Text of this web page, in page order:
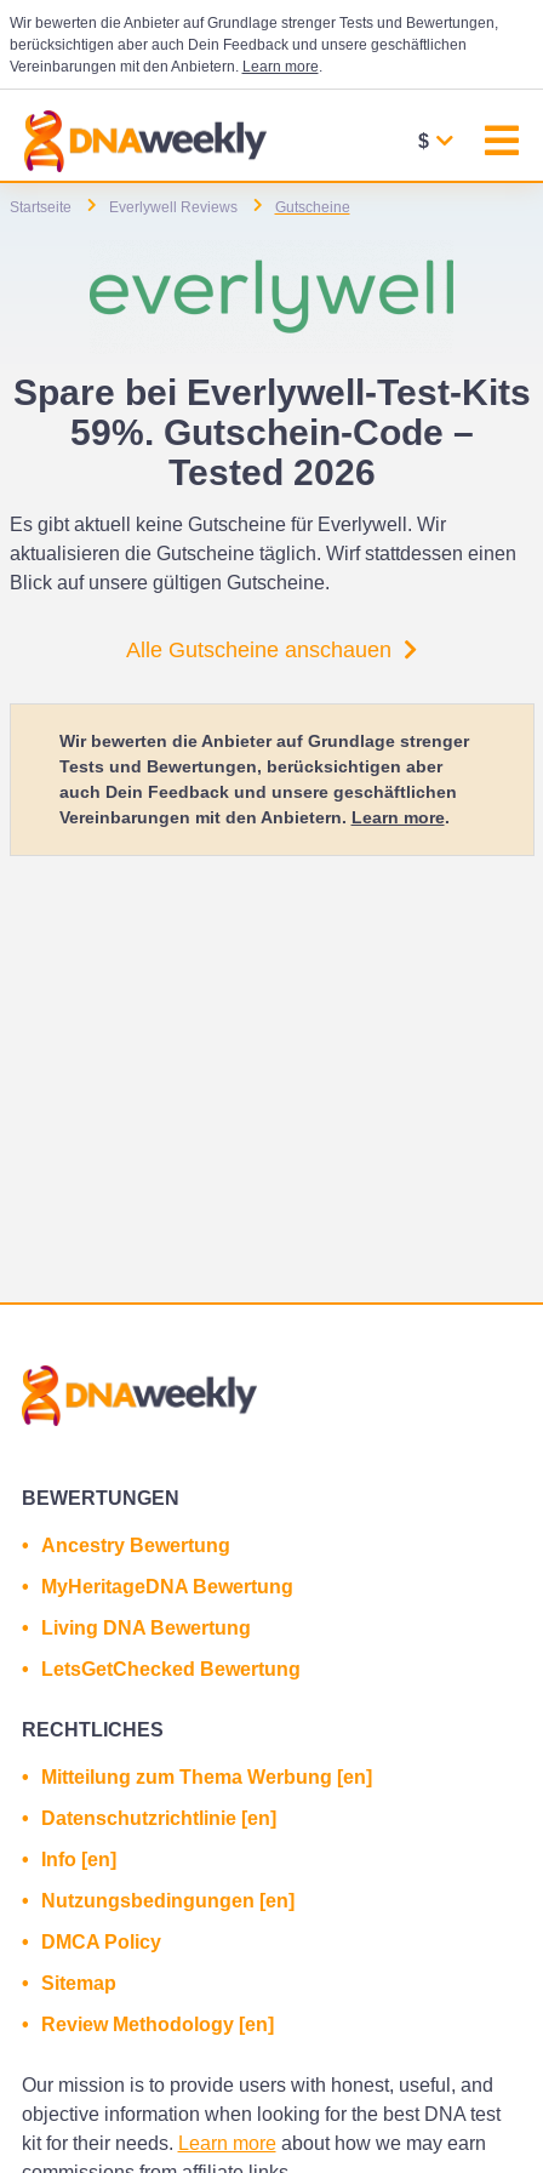
Wir bewerten die Anbieter auf Grundlage strenger Tests und Bewertungen,
berücksichtigen aber auch Dein Feedback und unsere geschäftlichen
Vereinbarungen mit den Anbietern. Learn more.
$
Startseite Everlywell Reviews Gutscheine
Spare bei Everlywell-Test-Kits
59%. Gutschein-Code –
Tested 2026
Es gibt aktuell keine Gutscheine für Everlywell. Wir
aktualisieren die Gutscheine täglich. Wirf stattdessen einen
Blick auf unsere gültigen Gutscheine.
Alle Gutscheine anschauen
Wir bewerten die Anbieter auf Grundlage strenger
Tests und Bewertungen, berücksichtigen aber
auch Dein Feedback und unsere geschäftlichen
Vereinbarungen mit den Anbietern. Learn more.
BEWERTUNGEN
Ancestry Bewertung
MyHeritageDNA Bewertung
Living DNA Bewertung
LetsGetChecked Bewertung
RECHTLICHES
Mitteilung zum Thema Werbung [en]
Datenschutzrichtlinie [en]
Info [en]
Nutzungsbedingungen [en]
DMCA Policy
Sitemap
Review Methodology [en]
Our mission is to provide users with honest, useful, and
objective information when looking for the best DNA test
kit for their needs. Learn moreabout how we may earn